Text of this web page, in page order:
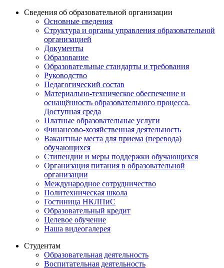
Сведения об образовательной организации
Основные сведения
Структура и органы управления образовательной
организацией
Документы
Образование
Образовательные стандарты и требования
Руководство
Педагогический состав
Материально-техническое обеспечение и
оснащённость образовательного процесса.
Доступная среда
Платные образовательные услуги
Финансово-хозяйственная деятельность
Вакантные места для приема (перевода)
обучающихся
Стипендии и меры поддержки обучающихся
Организация питания в образовательной
организации
Международное сотрудничество
Политехническая школа
Гостиница НКЛПиС
Образовательный кредит
Целевое обучение
Наша видеогалерея
Студентам
Образовательная деятельность
Воспитательная деятельность